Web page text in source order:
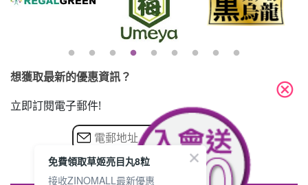
想獲取最新的優惠資訊？
立即訂閱電子郵件!
cancel
免費領取草姬亮目丸8粒
接收ZINOMALL最新優惠